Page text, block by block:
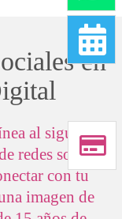
en
al siguiente
redes sociales
con tu
imagen de